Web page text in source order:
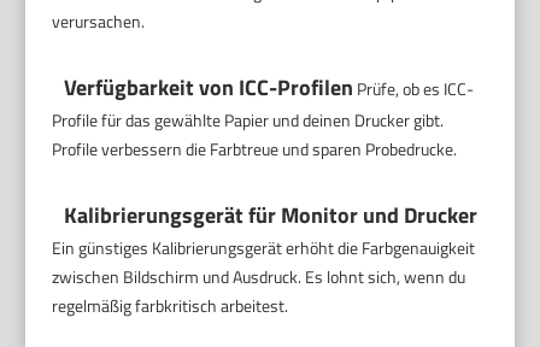
verursachen.
Verfügbarkeit von ICC-Profilen Prüfe, ob es ICC-
Profile für das gewählte Papier und deinen Drucker gibt.
Profile verbessern die Farbtreue und sparen Probedrucke.
Kalibrierungsgerät für Monitor und Drucker
Ein günstiges Kalibrierungsgerät erhöht die Farbgenauigkeit
zwischen Bildschirm und Ausdruck. Es lohnt sich, wenn du
regelmäßig farbkritisch arbeitest.